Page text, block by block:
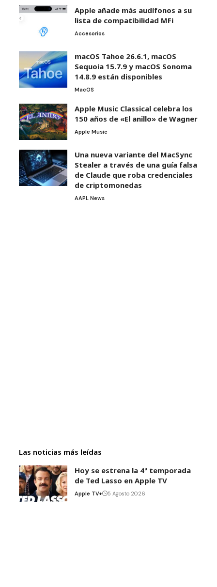
Apple añade más audífonos a su
lista de compatibilidad MFi
Accesorios
macOS Tahoe 26.6.1, macOS
Sequoia 15.7.9 y macOS Sonoma
14.8.9 están disponibles
MacOS
Apple Music Classical celebra los
150 años de «El anillo» de Wagner
Apple Music
Una nueva variante del MacSync
Stealer a través de una guía falsa
de Claude que roba credenciales
de criptomonedas
AAPL News
Las noticias más leídas
Hoy se estrena la 4ª temporada
de Ted Lasso en Apple TV
Apple TV+ 5 Agosto 2026